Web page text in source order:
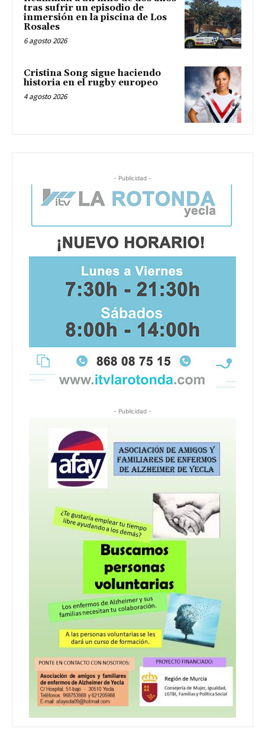
tras sufrir un episodio de
inmersión en la piscina de Los
Rosales
6 agosto 2026
Cristina Song sigue haciendo
historia en el rugby europeo
4 agosto 2026
- Publicidad -
- Publicidad -